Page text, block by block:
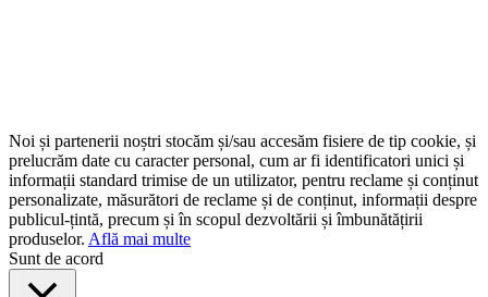
Noi și partenerii noștri stocăm și/sau accesăm fisiere de tip cookie, și
prelucrăm date cu caracter personal, cum ar fi identificatori unici și
informații standard trimise de un utilizator, pentru reclame și conținut
personalizate, măsurători de reclame și de conținut, informații despre
publicul-țintă, precum și în scopul dezvoltării și îmbunătățirii
produselor. Află mai multe
Sunt de acord